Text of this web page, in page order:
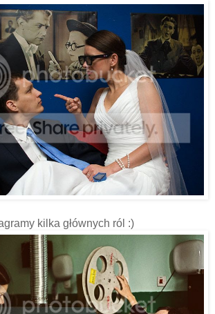
kilka głównych ról :)